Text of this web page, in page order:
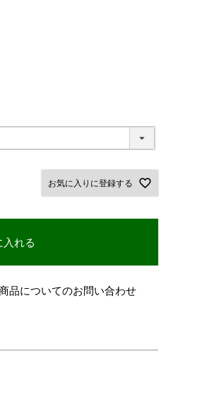
お気に入りに登録する
入れる
品についてのお問い合わせ